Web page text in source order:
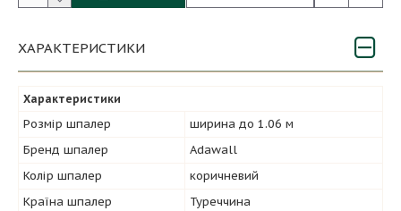
ХАРАКТЕРИСТИКИ
Характеристики
Розмір шпалер
ширина до 1.06 м
Бренд шпалер
Adawall
Колір шпалер
коричневий
Країна шпалер
Туреччина